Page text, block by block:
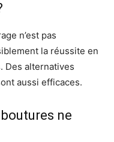
n’est pas
la réussite en
Des alternatives
aussi efficaces.
ne